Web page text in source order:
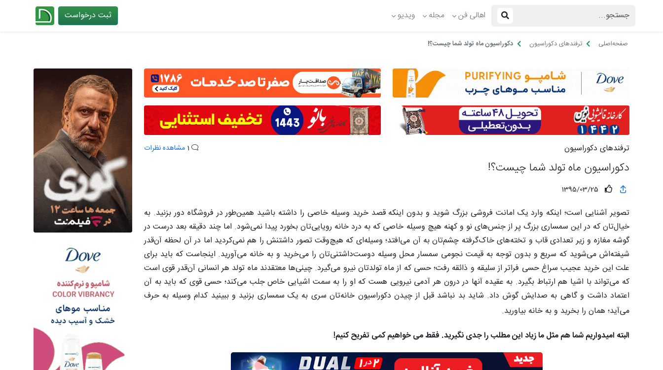
اهالی فن مجله ویدیو ثبت درخواست
صفحه‌اصلی ترفندهای دکوراسیون دکوراسیون ماه تولد شما چیست؟!
ترفندهای دکوراسیون مشاهده نظرات
دکوراسیون ماه تولد شما چیست؟!
1395/03/25
تصویر آشنایی است؛ اینکه وارد یک امانت فروشی بزرگ شوید و بدون اینکه قصد خرید وسیله‌ خاصی را داشته باشید همین‌طور در فروشگاه دور بزنید. به
خیال‌تان که در این سمساری بزرگ پر از جنس‌های نو و کهنه هیچ وسیله خاصی که به درد خانه رویایی‌تان بخورد پیدا نمی‌شود. اما چند دقیقه بعد درست در
گوشه مغازه و زیر تعدادی قاب و تخته‌های خاک‌گرفته چشم‌تان به آن می‌افتد؛ وسیله‌ای که هیچ‌وقت تصور داشتنش را هم نمی‌کردید اما در آن لحظه آن‌قدر
شیفته‌اش می‌شوید که سریع و بدون توجه به قیمت نجومی سمسار محل وسیله دوست‌داشتنی‌تان را می‌خرید و به خانه می‌آورید. اینجاست که باید برای
علت این خرید عجیب سراغ حسی فراتر از سلیقه و ذائقه رفت؛ حسی که از ماه تولدتان نیرو می‌گیرد. چینی‌ها معتقدند ماه تولد هر انسانی آن‌قدر قوی است
که می‌تواند با اشیا هم ارتباط بگیرد. به عقیده آنها در درون هر آدمی نیرویی هست که او را به سمت اشیایی خاص جلب می‌کند؛ حسی قوی که باید به آن
اعتماد داشت و گاهی به صدایش گوش داد. شاید بد نباشد قبل از چیدن دکوراسیون خانه‌تان سری به یک سمساری بزنید و ببینید کدام وسیله به حرف
می‌آید؛ همان را بخرید و به خانه بیاورید.
البته امیدواریم شما هم مثل ما زیاد این مطلب را جدی نگیرید. فقط می خواهیم کمی تفریح کنیم!